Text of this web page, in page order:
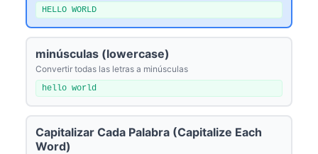
HELLO WORLD
minúsculas (lowercase)
Convertir todas las letras a minúsculas
hello world
Capitalizar Cada Palabra (Capitalize Each
Word)